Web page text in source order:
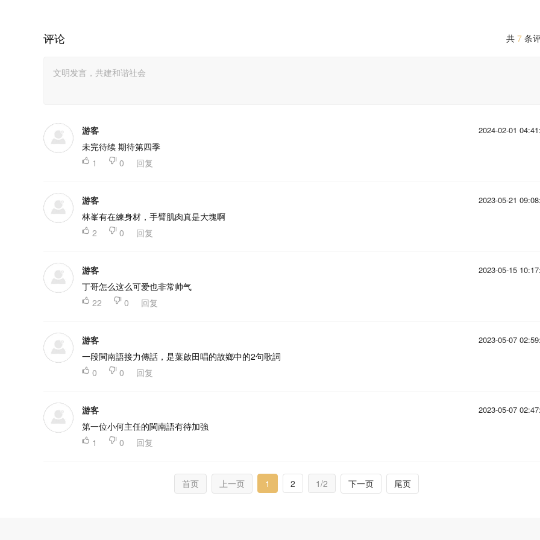
共 7 条
评论
游客 2024-02-01
未完待续 期待第四季
 1  0 回复
游客 2023-05-21
林峯有在練身材，手臂肌肉真是大塊啊
 2  0 回复
游客 2023-05-15
丁哥怎么这么可爱也非常帅气
 22  0 回复
游客 2023-05-07
一段閩南語接力傳話，是葉啟田唱的故鄉中的2句歌詞
 0  0 回复
游客 2023-05-07
第一位小何主任的閩南語有待加強
 1  0 回复
首页 上一页 1 2 1/2 下一页 尾页